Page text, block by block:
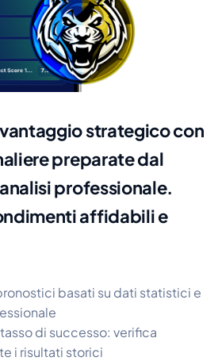
strategico con
preparate dal
professionale.
affidabili e
basati su dati statistici e
di successo: verifica
i risultati storici